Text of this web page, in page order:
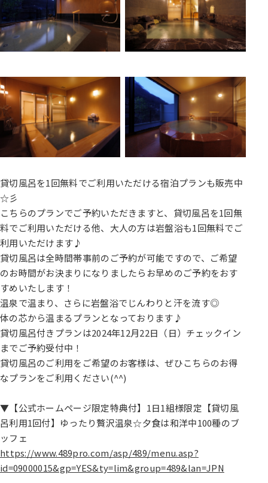
貸切風呂を1回無料でご利用いただける宿泊プランも販売中
☆彡
こちらのプランでご予約いただきますと、貸切風呂を1回無
料でご利用いただける他、大人の方は岩盤浴も1回無料でご
利用いただけます♪
貸切風呂は全時間帯事前のご予約が可能ですので、ご希望
のお時間がお決まりになりましたらお早めのご予約をおす
すめいたします！
温泉で温まり、さらに岩盤浴でじんわりと汗を流す◎
体の芯から温まるプランとなっております♪
貸切風呂付きプランは2024年12月22日（日）チェックイン
までご予約受付中！
貸切風呂のご利用をご希望のお客様は、ぜひこちらのお得
なプランをご利用ください(^^)
▼【公式ホームページ限定特典付】1日1組様限定【貸切風
呂利用1回付】ゆったり贅沢温泉☆夕食は和洋中100種のブ
ッフェ
https://www.489pro.com/asp/489/menu.asp?
id=09000015&gp=YES&ty=lim&group=489&lan=JPN